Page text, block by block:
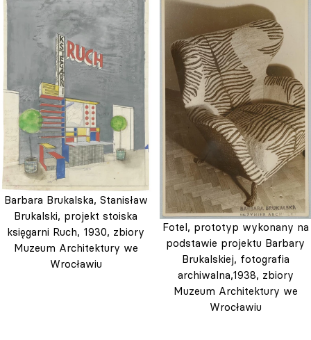
Barbara Brukalska, Stanisław
Brukalski, projekt stoiska
księgarni Ruch, 1930, zbiory
Muzeum Architektury we
Wrocławiu
Fotel, prototyp wykonany na
podstawie projektu Barbary
Brukalskiej, fotografia
archiwalna,1938, zbiory
Muzeum Architektury we
Wrocławiu